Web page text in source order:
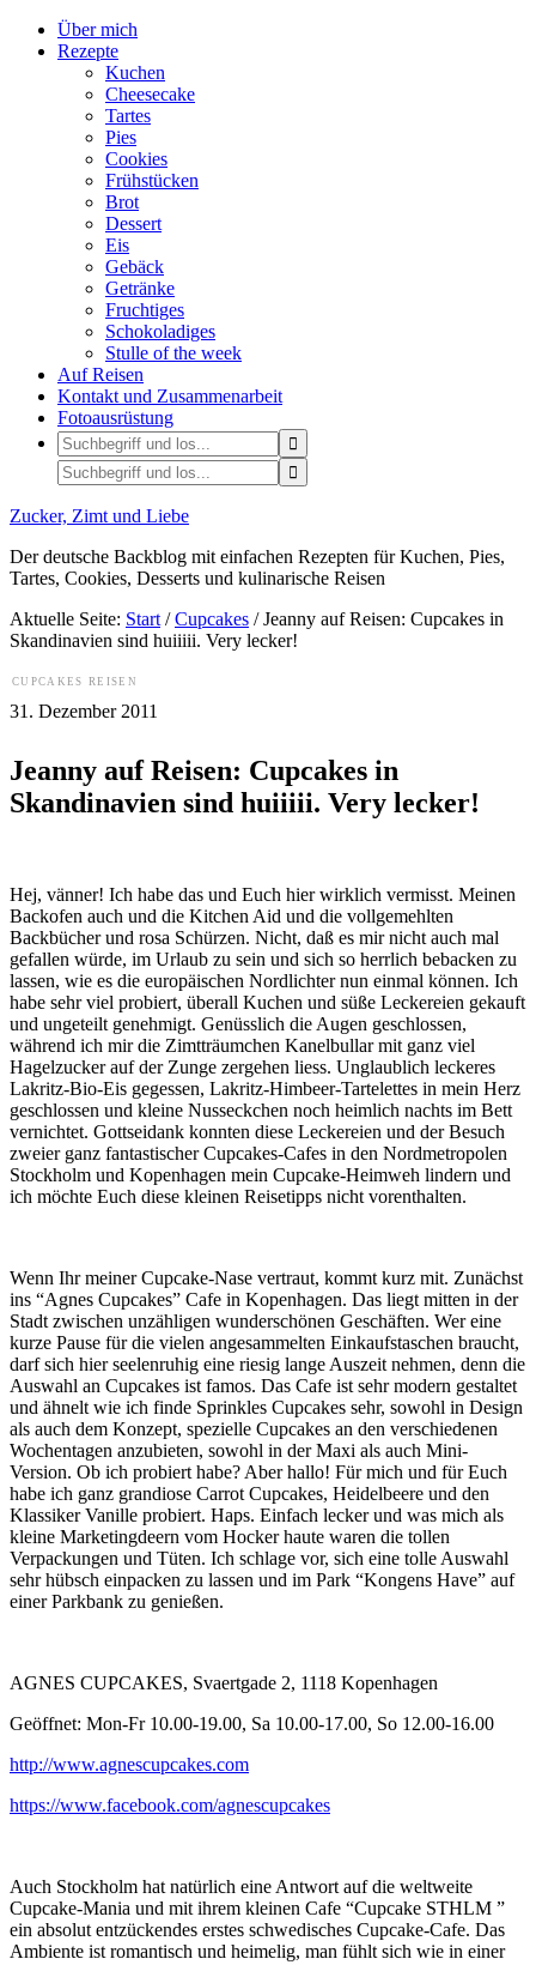
Über mich
Rezepte
Kuchen
Cheesecake
Tartes
Pies
Cookies
Frühstücken
Brot
Dessert
Eis
Gebäck
Getränke
Fruchtiges
Schokoladiges
Stulle of the week
Auf Reisen
Kontakt und Zusammenarbeit
Fotoausrüstung
Zucker, Zimt und Liebe
Der deutsche Backblog mit einfachen Rezepten für Kuchen, Pies,
Tartes, Cookies, Desserts und kulinarische Reisen
Aktuelle Seite: Start / Cupcakes /Jeanny auf Reisen: Cupcakes in
Skandinavien sind huiiiii. Very lecker!
CUPCAKES REISEN
31. Dezember 2011
Jeanny auf Reisen: Cupcakes in
Skandinavien sind huiiiii. Very lecker!
Hej, vänner! Ich habe das und Euch hier wirklich vermisst. Meinen
Backofen auch und die Kitchen Aid und die vollgemehlten
Backbücher und rosa Schürzen. Nicht, daß es mir nicht auch mal
gefallen würde, im Urlaub zu sein und sich so herrlich bebacken zu
lassen, wie es die europäischen Nordlichter nun einmal können. Ich
habe sehr viel probiert, überall Kuchen und süße Leckereien gekauft
und ungeteilt genehmigt. Genüsslich die Augen geschlossen,
während ich mir die Zimtträumchen Kanelbullar mit ganz viel
Hagelzucker auf der Zunge zergehen liess. Unglaublich leckeres
Lakritz-Bio-Eis gegessen, Lakritz-Himbeer-Tartelettes in mein Herz
geschlossen und kleine Nusseckchen noch heimlich nachts im Bett
vernichtet. Gottseidank konnten diese Leckereien und der Besuch
zweier ganz fantastischer Cupcakes-Cafes in den Nordmetropolen
Stockholm und Kopenhagen mein Cupcake-Heimweh lindern und
ich möchte Euch diese kleinen Reisetipps nicht vorenthalten.
Wenn Ihr meiner Cupcake-Nase vertraut, kommt kurz mit. Zunächst
ins “Agnes Cupcakes” Cafe in Kopenhagen. Das liegt mitten in der
Stadt zwischen unzähligen wunderschönen Geschäften. Wer eine
kurze Pause für die vielen angesammelten Einkaufstaschen braucht,
darf sich hier seelenruhig eine riesig lange Auszeit nehmen, denn die
Auswahl an Cupcakes ist famos. Das Cafe ist sehr modern gestaltet
und ähnelt wie ich finde Sprinkles Cupcakes sehr, sowohl in Design
als auch dem Konzept, spezielle Cupcakes an den verschiedenen
Wochentagen anzubieten, sowohl in der Maxi als auch Mini-
Version. Ob ich probiert habe? Aber hallo! Für mich und für Euch
habe ich ganz grandiose Carrot Cupcakes, Heidelbeere und den
Klassiker Vanille probiert. Haps. Einfach lecker und was mich als
kleine Marketingdeern vom Hocker haute waren die tollen
Verpackungen und Tüten. Ich schlage vor, sich eine tolle Auswahl
sehr hübsch einpacken zu lassen und im Park “Kongens Have” auf
einer Parkbank zu genießen.
AGNES CUPCAKES, Svaertgade 2, 1118 Kopenhagen
Geöffnet: Mon-Fr 10.00-19.00, Sa 10.00-17.00, So 12.00-16.00
http://www.agnescupcakes.com
https://www.facebook.com/agnescupcakes
Auch Stockholm hat natürlich eine Antwort auf die weltweite
Cupcake-Mania und mit ihrem kleinen Cafe “Cupcake STHLM ”
ein absolut entzückendes erstes schwedisches Cupcake-Cafe. Das
Ambiente ist romantisch und heimelig, man fühlt sich wie in einer